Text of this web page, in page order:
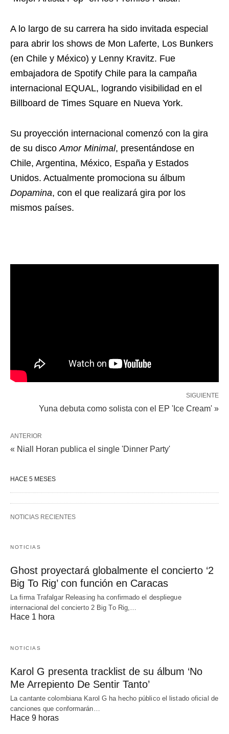
A lo largo de su carrera ha sido invitada especial
para abrir los shows de Mon Laferte, Los Bunkers
(en Chile y México) y Lenny Kravitz. Fue
embajadora de Spotify Chile para la campaña
internacional EQUAL, logrando visibilidad en el
Billboard de Times Square en Nueva York.
Su proyección internacional comenzó con la gira
de su disco Amor Minimal, presentándose en
Chile, Argentina, México, España y Estados
Unidos. Actualmente promociona su álbum
Dopamina, con el que realizará gira por los
mismos países.
SIGUIENTE
Yuna debuta como solista con el EP 'Ice Cream' »
ANTERIOR
« Niall Horan publica el single 'Dinner Party'
HACE 5 MESES
NOTICIAS RECIENTES
NOTICIAS
Ghost proyectará globalmente el concierto ‘2
Big To Rig’ con función en Caracas
La firma Trafalgar Releasing ha confirmado el despliegue
internacional del concierto 2 Big To Rig,…
Hace 1 hora
NOTICIAS
Karol G presenta tracklist de su álbum ‘No
Me Arrepiento De Sentir Tanto’
La cantante colombiana Karol G ha hecho público el listado oficial de
canciones que conformarán…
Hace 9 horas